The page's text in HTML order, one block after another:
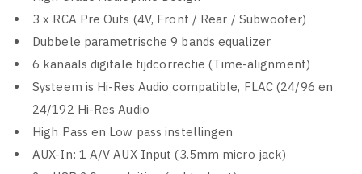
3 x RCA Pre Outs (4V, Front / Rear / Subwoofer)
Dubbele parametrische 9 bands equalizer
6 kanaals digitale tijdcorrectie (Time-alignment)
Systeem is Hi-Res Audio compatible, FLAC (24/96 en
24/192 Hi-Res Audio
High Pass en Low pass instellingen
AUX-In: 1 A/V AUX Input (3.5mm micro jack)